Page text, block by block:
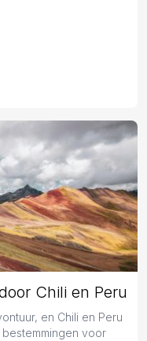
Chili en Peru
en Chili en Peru
voor